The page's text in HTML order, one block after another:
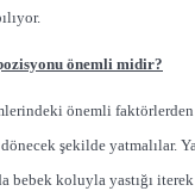
önemli midir?
önemli faktörlerden
şekilde yatmalılar.
bebek koluyla yastığı